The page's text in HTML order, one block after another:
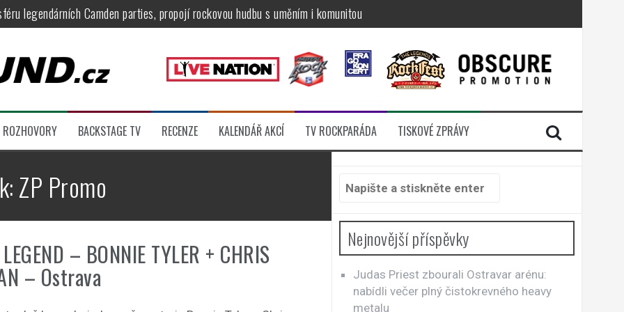
legendárních Camden parties, propojí rockovou hudbu s uměním i komunitou
zámeckou zahradu ovládli Dymytry, Krucipüsk, Tublatanka i Visací zámek
a Moonlight Haze probudili i poslední spáče, Freedom Call rozdávali radost
večer plný čistokrevného heavy metalu
ROZHOVORY BACKSTAGE TV RECENZE KALENDÁŘ AKCÍ TV ROCKPARÁDA TISKOVÉ ZPRÁVY
ZP Promo
– BONNIE TYLER + CHRIS
– Ostrava
Hledat:
Nejnovější příspěvky
Judas Priest zbourali Ostravar arénu:
nabídli večer plný čistokrevného heavy
metalu